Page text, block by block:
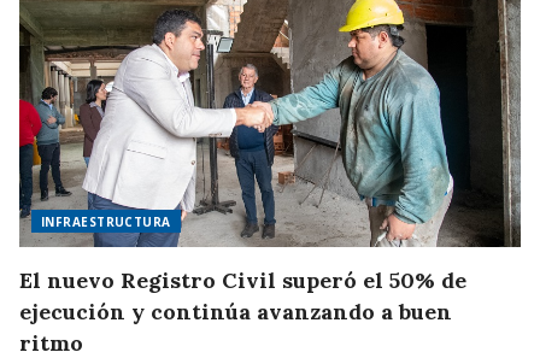
INFRAESTRUCTURA
El nuevo Registro Civil superó el 50% de
ejecución y continúa avanzando a buen
ritmo